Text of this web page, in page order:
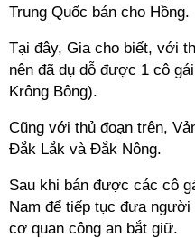
Trung Quốc bán cho Hồng.
Tại đây, Gia cho biết, với
nên đã dụ dỗ được 1 cô
Krông Bông).
Cũng với thủ đoạn trên,
Đắk Lắk và Đắk Nông.
Sau khi bán được các cô
Nam để tiếp tục đưa
cơ quan công an bắt giữ.